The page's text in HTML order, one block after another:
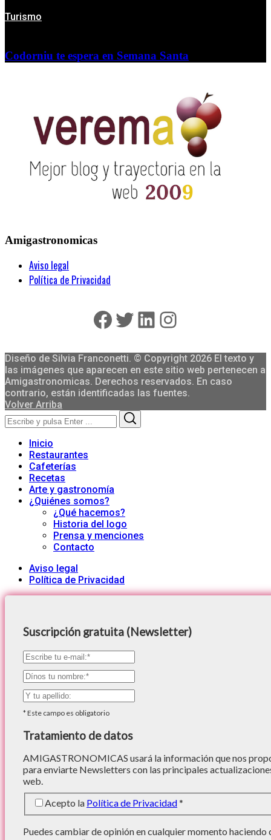
Turismo
Codorniu te espera en Semana Santa
Amigastronomicas
Aviso legal
Política de Privacidad
Facebook
Twitter
LinkedIn
Instagram
Diseño de Silvia Franconetti. © Copyright 2026 El texto y
las imágenes que aparecen en este sitio web pertenecen a
Amigastronomicas. Derechos reservados. En caso
contrario, están identificadas las fuentes.
Volver Arriba
Search
for:
Inicio
Restaurantes
Cafeterías
Recetas
Arte y gastronomía
¿Quiénes somos?
¿Qué hacemos?
Historia del logo
Prensa y menciones
Contacto
Aviso legal
Política de Privacidad
Suscripción gratuita (Newsletter)
*Este campo es obligatorio
Tratamiento de datos
AMIGASTRONOMICAS usará la información que nos
para enviarte Newsletters con las principales
web.
Acepto la Política de Privacidad*
Puedes cambiar de opinión en cualquier momento haciendo